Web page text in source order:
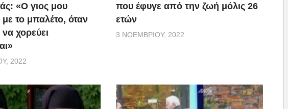
«Ο γιος μου
με το μπαλέτο, όταν
χορεύει
2022
που έφυγε από την ζωή μόλις 26
ετών
3 ΝΟΕΜΒΡΊΟΥ, 2022